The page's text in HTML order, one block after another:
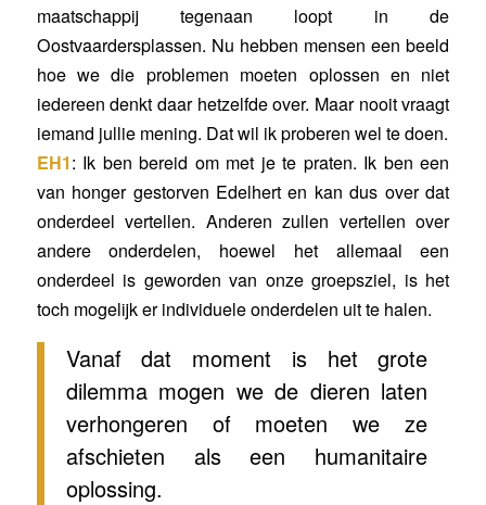
maatschappij tegenaan loopt in de
Oostvaardersplassen. Nu hebben mensen een beeld
hoe we die problemen moeten oplossen en niet
iedereen denkt daar hetzelfde over. Maar nooit vraagt
iemand jullie mening. Dat wil ik proberen wel te doen.
EH1: Ik ben bereid om met je te praten. Ik ben een
van honger gestorven Edelhert en kan dus over dat
onderdeel vertellen. Anderen zullen vertellen over
andere onderdelen, hoewel het allemaal een
onderdeel is geworden van onze groepsziel, is het
toch mogelijk er individuele onderdelen uit te halen.
Vanaf dat moment is het grote
dilemma mogen we de dieren laten
verhongeren of moeten we ze
afschieten als een humanitaire
oplossing.